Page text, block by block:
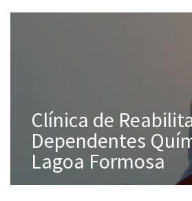
Clínica de
Dependentes
Lagoa Formosa